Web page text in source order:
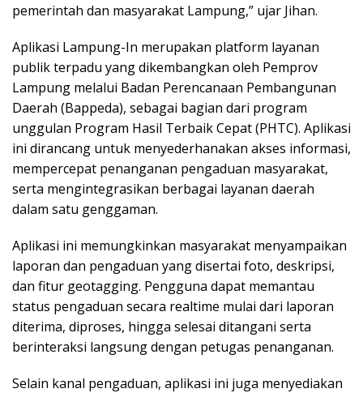
pemerintah dan masyarakat Lampung,” ujar Jihan.
Aplikasi Lampung-In merupakan platform layanan
publik terpadu yang dikembangkan oleh Pemprov
Lampung melalui Badan Perencanaan Pembangunan
Daerah (Bappeda), sebagai bagian dari program
unggulan Program Hasil Terbaik Cepat (PHTC). Aplikasi
ini dirancang untuk menyederhanakan akses informasi,
mempercepat penanganan pengaduan masyarakat,
serta mengintegrasikan berbagai layanan daerah
dalam satu genggaman.
Aplikasi ini memungkinkan masyarakat menyampaikan
laporan dan pengaduan yang disertai foto, deskripsi,
dan fitur geotagging. Pengguna dapat memantau
status pengaduan secara realtime mulai dari laporan
diterima, diproses, hingga selesai ditangani serta
berinteraksi langsung dengan petugas penanganan.
Selain kanal pengaduan, aplikasi ini juga menyediakan